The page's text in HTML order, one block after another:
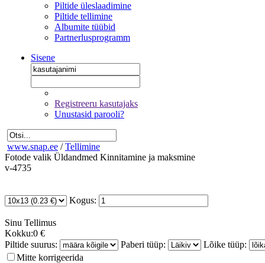
Piltide üleslaadimine
Piltide tellimine
Albumite tüübid
Partnerlusprogramm
Sisene
Registreeru kasutajaks
Unustasid parooli?
www.snap.ee / Tellimine
Fotode valik Üldandmed Kinnitamine ja maksmine
v-4735
Kogus:
Sinu Tellimus
Kokku:0 €
Piltide suurus:
Paberi tüüp:
Lõike tüüp:
Mitte korrigeerida